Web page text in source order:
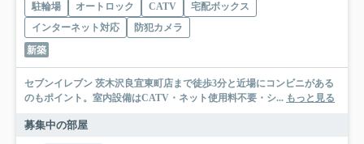
駐輪場 オートロック CATV
宅配ボックス
インターネット対応
防犯カメラ
新築
セブンイレブン 茨木沢良宜東町店まで徒歩3分と近場にコンビニがある
のもポイント。室内設備はCATV・ネット使用料不要・シ... もっと見る
募集中の部屋